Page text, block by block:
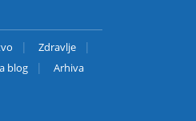
Zdravlje
blog Arhiva